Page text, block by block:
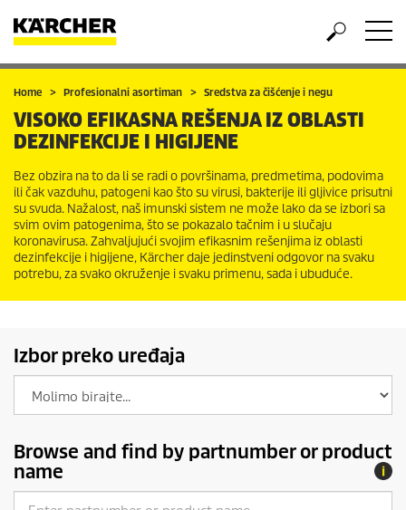
Home Profesionalni asortiman Sredstva za čišćenje i negu
VISOKO EFIKASNA REŠENJA IZ OBLASTI
DEZINFEKCIJE I HIGIJENE
Bez obzira na to da li se radi o površinama, predmetima, podovima
ili čak vazduhu, patogeni kao što su virusi, bakterije ili gljivice prisutni
su svuda. Nažalost, naš imunski sistem ne može lako da se izbori sa
svim ovim patogenima, što se pokazalo tačnim i u slučaju
koronavirusa. Zahvaljujući svojim efikasnim rešenjima iz oblasti
dezinfekcije i higijene, Kärcher daje jedinstveni odgovor na svaku
potrebu, za svako okruženje i svaku primenu, sada i ubuduće.
Izbor preko uređaja
Browse and find by partnumber or product
name